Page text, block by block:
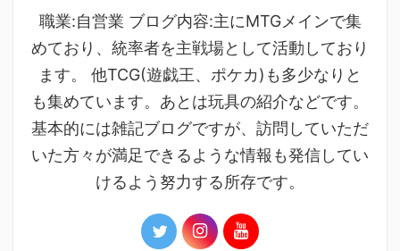
職業:自営業 ブログ内容:主にMTGメインで集
めており、統率者を主戦場として活動しており
ます。 他TCG(遊戯王、ポケカ)も多少なりと
も集めています。あとは玩具の紹介などです。
基本的には雑記ブログですが、訪問していただ
いた方々が満足できるような情報も発信してい
けるよう努力する所存です。